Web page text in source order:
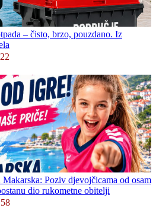
– čisto, brzo, pouzdano. Iz
Poziv djevojčicama od osam
dio rukometne obitelji